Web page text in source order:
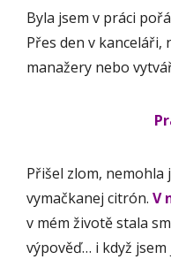
Byla jsem v práci
Přes den v
manažery nebo
Přišel zlom, nemohla
vymačkanej citrón. V
v mém životě stala
výpověď… i když